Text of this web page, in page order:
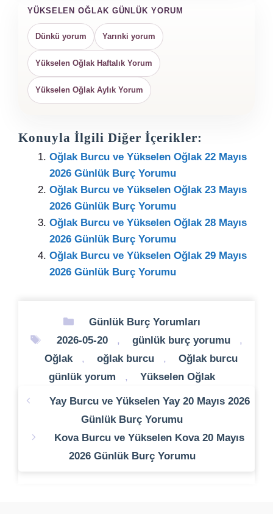
YÜKSELEN OĞLAK GÜNLÜK YORUM
Dünkü yorum Yarınki yorum
Yükselen Oğlak Haftalık Yorum
Yükselen Oğlak Aylık Yorum
Konuyla İlgili Diğer İçerikler:
Oğlak Burcu ve Yükselen Oğlak 22 Mayıs
2026 Günlük Burç Yorumu
Oğlak Burcu ve Yükselen Oğlak 23 Mayıs
2026 Günlük Burç Yorumu
Oğlak Burcu ve Yükselen Oğlak 28 Mayıs
2026 Günlük Burç Yorumu
Oğlak Burcu ve Yükselen Oğlak 29 Mayıs
2026 Günlük Burç Yorumu
Kategoriler
Günlük Burç Yorumları
Etiketler
2026-05-20 , günlük burç yorumu
,
Oğlak
, oğlak burcu ,
Oğlak burcu
günlük yorum
, Yükselen Oğlak
Yay Burcu ve Yükselen Yay 20 Mayıs 2026
Günlük Burç Yorumu
Kova Burcu ve Yükselen Kova 20 Mayıs
2026 Günlük Burç Yorumu